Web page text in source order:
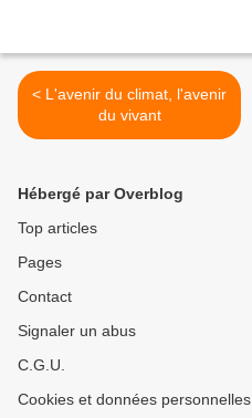
< L'avenir du climat, l'avenir
du vivant
Hébergé par Overblog
Top articles
Pages
Contact
Signaler un abus
C.G.U.
Cookies et données personnelles